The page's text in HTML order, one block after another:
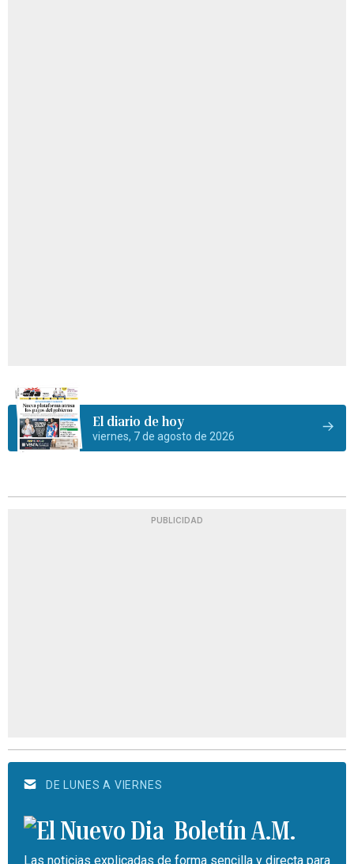
El diario de hoy
viernes, 7 de agosto de 2026
PUBLICIDAD
DE LUNES A VIERNES
Boletín A.M.
Las noticias explicadas de forma sencilla y directa para